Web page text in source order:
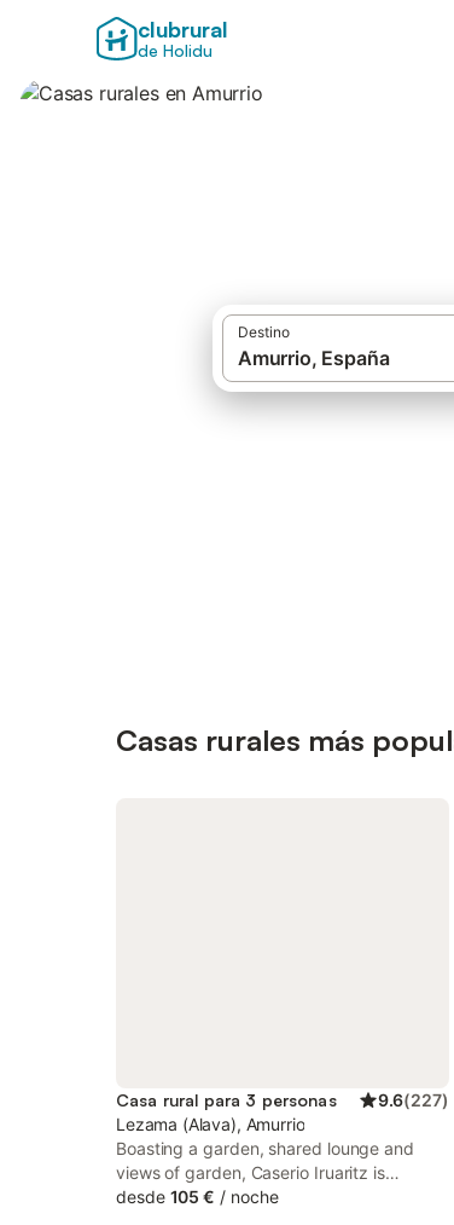
clubrural
de Holidu
Destino
Casas rurales más
Casa rural para 3 personas 9.6(227)
Lezama (Alava), Amurrio
Boasting a garden, shared lounge and
views of garden, Caserio Iruaritz is
situated in Amurrio, 34 km from Bilbao
desde 105 € / noche